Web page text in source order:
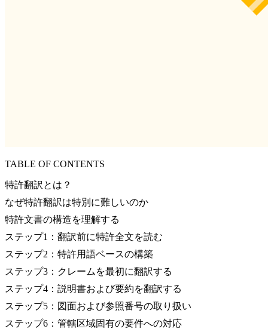
TABLE OF CONTENTS
特許翻訳とは？
なぜ特許翻訳は特別に難しいのか
特許文書の構造を理解する
ステップ1：翻訳前に特許全文を読む
ステップ2：特許用語ベースの構築
ステップ3：クレームを最初に翻訳する
ステップ4：説明書および要約を翻訳する
ステップ5：図面および参照番号の取り扱い
ステップ6：管轄区域固有の要件への対応